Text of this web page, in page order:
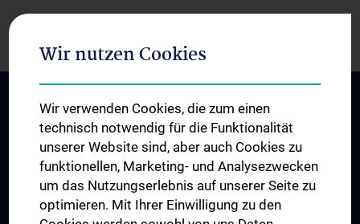
Wir nutzen Cookies
Wir verwenden Cookies, die zum einen
technisch notwendig für die Funktionalität
unserer Website sind, aber auch Cookies zu
funktionellen, Marketing- und Analysezwecken
um das Nutzungserlebnis auf unserer Seite zu
optimieren. Mit Ihrer Einwilligung zu den